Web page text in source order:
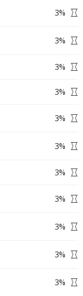
3%
3%
3%
3%
3%
3%
3%
3%
3%
3%
3%